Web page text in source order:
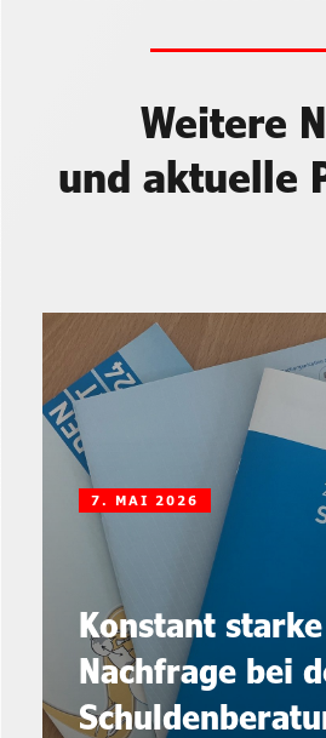
Weitere
und aktuelle
Konstant starke
Nachfrage bei
7. MAI 2026